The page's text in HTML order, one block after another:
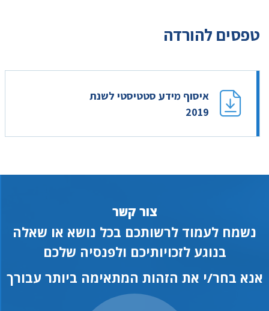
טפסים להורדה
איסוף מידע סטטיסטי לשנת
2019
צור קשר
נשמח לעמוד לרשותכם בכל נושא או שאלה
בנוגע לזכויותיכם ולפנסיה שלכם
אנא בחר/י את הזהות המתאימה ביותר עבורך